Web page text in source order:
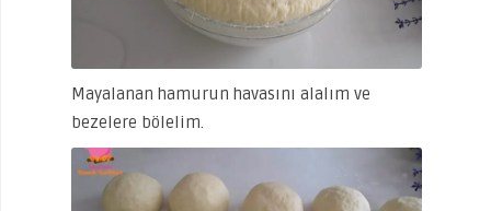
Mayalanan hamurun havasını alalım ve
bezelere bölelim.